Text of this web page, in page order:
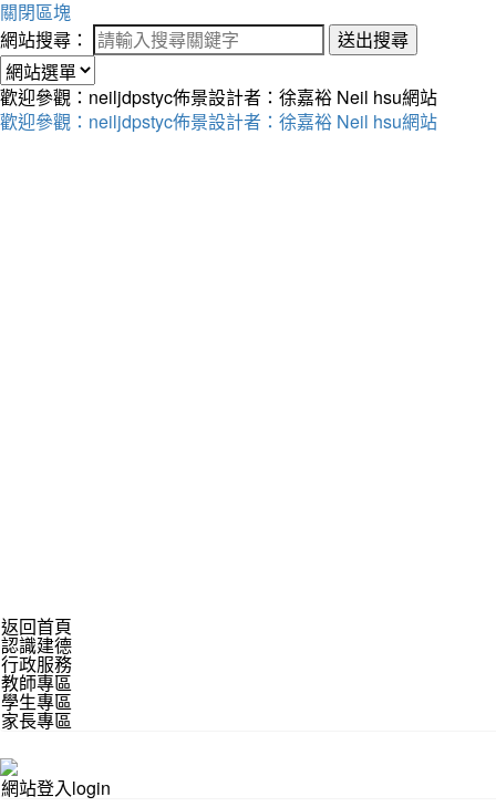
關閉區塊
網站搜尋：
送出搜尋
歡迎參觀：neiljdpstyc佈景設計者：徐嘉裕 Neil hsu網站
歡迎參觀：neiljdpstyc佈景設計者：徐嘉裕 Neil hsu網站
返回首頁
認識建德
行政服務
教師專區
學生專區
家長專區
網站登入login